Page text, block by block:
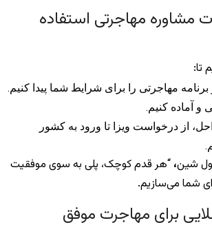
مشاوره مهاجرتی استفاده
تا:
مهاجرتی را برای شرایط شما پیدا کنیم.
و آماده کنیم.
از درخواست ویزا تا ورود به کشور
شین، “هر قدم کوچک، پلی به سوی موفقیت
شما می‌سازیم.
برای مهاجرت موفق